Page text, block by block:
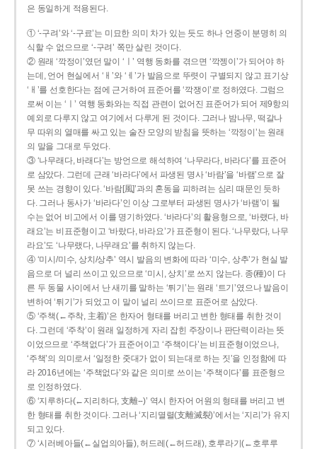
은 동일하게 적용된다.
① ‘-구려’와 ‘-구료’는 미묘한 의미 차가 있는 듯도 하나 언중이 분명히 의
식할 수 없으므로 ‘-구려’ 쪽만 살린 것이다.
② 원래 ‘깍정이’였던 말이 ‘ㅣ’ 역행 동화를 겪으면 ‘깍젱이’가 되어야 하
는데, 언어 현실에서 ‘ㅐ’와 ‘ㅔ’가 발음으로 뚜렷이 구별되지 않고 표기상
‘ㅐ’를 선호한다는 점에 근거하여 표준어를 ‘깍쟁이’로 정하였다. 그럼으
로써 이는 ‘ㅣ’ 역행 동화와는 직접 관련이 없어진 표준어가 되어 제9항의
예외로 다루지 않고 여기에서 다루게 된 것이다. 그러나 밤나무, 떡갈나
무 따위의 열매를 싸고 있는 술잔 모양의 받침을 뜻하는 ‘깍정이’는 원래
의 말을 그대로 두었다.
③ ‘나무래다, 바래다’는 방언으로 해석하여 ‘나무라다, 바라다’를 표준어
로 삼았다. 그런데 근래 ‘바라다’에서 파생된 명사 ‘바람’을 ‘바램’으로 잘
못 쓰는 경향이 있다. ‘바람[風]’과의 혼동을 피하려는 심리 때문인 듯하
다. 그러나 동사가 ‘바라다’인 이상 그로부터 파생된 명사가 ‘바램’이 될
수는 없어 비고에서 이를 명기하였다. ‘바라다’의 활용형으로, ‘바랬다, 바
래요’는 비표준형이고 ‘바랐다, 바라요’가 표준형이 된다. ‘나무랐다, 나무
라요’도 ‘나무랬다, 나무래요’를 취하지 않는다.
④ ‘미시/미수, 상치/상추’ 역시 발음의 변화에 따라 ‘미수, 상추’가 현실 발
음으로 더 널리 쓰이고 있으므로 ‘미시, 상치’로 쓰지 않는다. 종(種)이 다
른 두 동물 사이에서 난 새끼를 말하는 ‘튀기’는 원래 ‘트기’였으나 발음이
변하여 ‘튀기’가 되었고 이 말이 널리 쓰이므로 표준어로 삼았다.
⑤ ‘주책(←주착, 主着)’은 한자어 형태를 버리고 변한 형태를 취한 것이
다. 그런데 ‘주착’이 원래 일정하게 자리 잡힌 주장이나 판단력이라는 뜻
이었으므로 ‘주책없다’가 표준어이고 ‘주책이다’는 비표준형이었으나,
‘주책’의 의미로서 ‘일정한 줏대가 없이 되는대로 하는 짓’을 인정함에 따
라 2016년에는 ‘주책없다’와 같은 의미로 쓰이는 ‘주책이다’를 표준형으
로 인정하였다.
⑥ ‘지루하다(←지리하다, 支離--)’ 역시 한자어 어원의 형태를 버리고 변
한 형태를 취한 것이다. 그러나 ‘지리멸렬(支離滅裂)’에서는 ‘지리’가 유지
되고 있다.
⑦ ‘시러베아들(←실업의아들), 허드레(←허드래), 호루라기(←호루루